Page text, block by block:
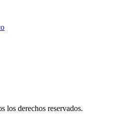
los derechos reservados.